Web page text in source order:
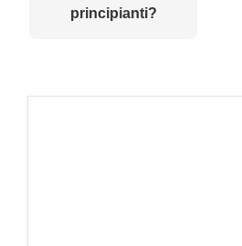
principianti?